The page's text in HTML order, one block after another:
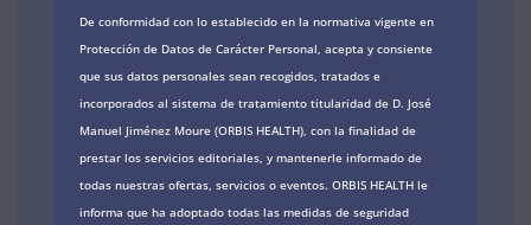
De conformidad con lo establecido en la normativa vigente en
Protección de Datos de Carácter Personal, acepta y consiente
que sus datos personales sean recogidos, tratados e
incorporados al sistema de tratamiento titularidad de D. José
Manuel Jiménez Moure (ORBIS HEALTH), con la finalidad de
prestar los servicios editoriales, y mantenerle informado de
todas nuestras ofertas, servicios o eventos. ORBIS HEALTH le
informa que ha adoptado todas las medidas de seguridad